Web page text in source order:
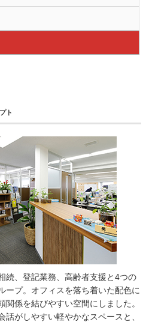
ト
続、登記業務、高齢者支援と4つの
ープ。オフィスを落ち着いた配色に
係を結びやすい空間にしました。
がしやすい軽やかなスペースと、